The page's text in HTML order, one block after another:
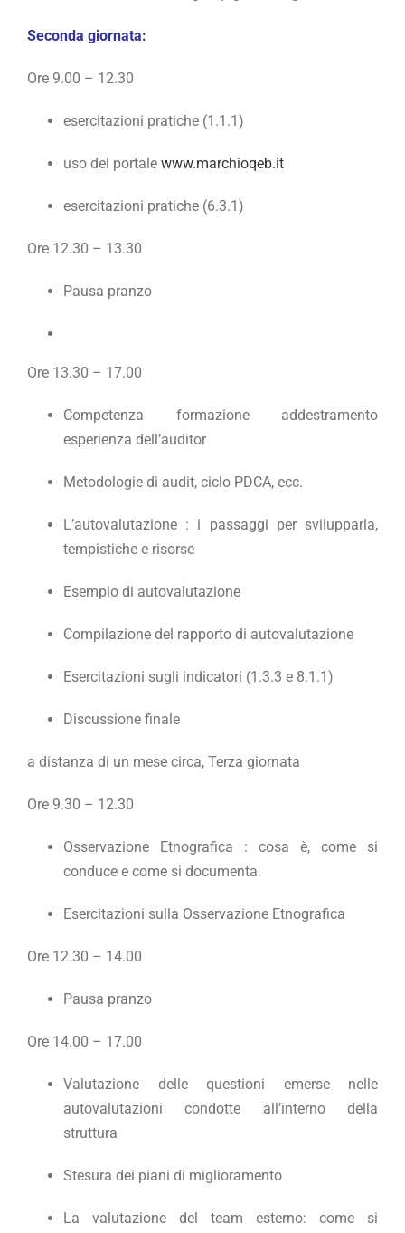
Seconda giornata:
Ore 9.00 – 12.30
esercitazioni pratiche (1.1.1)
uso del portale www.marchioqeb.it
esercitazioni pratiche (6.3.1)
Ore 12.30 – 13.30
Pausa pranzo
Ore 13.30 – 17.00
Competenza formazione addestramento
esperienza dell’auditor
Metodologie di audit, ciclo PDCA, ecc.
L’autovalutazione : i passaggi per svilupparla,
tempistiche e risorse
Esempio di autovalutazione
Compilazione del rapporto di autovalutazione
Esercitazioni sugli indicatori (1.3.3 e 8.1.1)
Discussione finale
a distanza di un mese circa, Terza giornata
Ore 9.30 – 12.30
Osservazione Etnografica : cosa è, come si
conduce e come si documenta.
Esercitazioni sulla Osservazione Etnografica
Ore 12.30 – 14.00
Pausa pranzo
Ore 14.00 – 17.00
Valutazione delle questioni emerse nelle
autovalutazioni condotte all’interno della
struttura
Stesura dei piani di miglioramento
La valutazione del team esterno: come si